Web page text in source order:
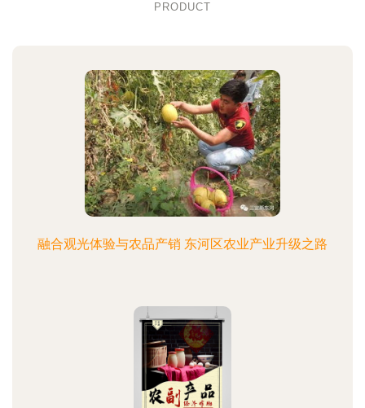
PRODUCT
融合观光体验与农品产销 东河区农业产业升级之路